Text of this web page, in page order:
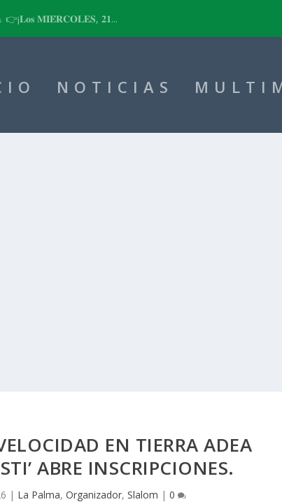
𝐌𝐈𝐄́𝐑𝐂𝐎𝐋𝐄𝐒, 𝟐𝟏...
NOTICIAS
EN TIERRA ADEA
ABRE INSCRIPCIONES.
| La Palma, Organizador, Slalom | 0